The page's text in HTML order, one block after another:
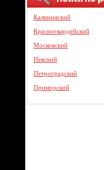
Калининский
Красногвардейский
Московский
Невский
Петроградский
Приморский